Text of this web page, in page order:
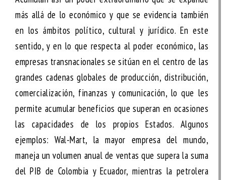
más allá de lo económico y que se evidencia también
en los ámbitos político, cultural y jurídico. En este
sentido, y en lo que respecta al poder económico, las
empresas transnacionales se sitúan en el centro de las
grandes cadenas globales de producción, distribución,
comercialización, finanzas y comunicación, lo que les
permite acumular beneficios que superan en ocasiones
las capacidades de los propios Estados. Algunos
ejemplos: Wal-Mart, la mayor empresa del mundo,
maneja un volumen anual de ventas que supera la suma
del PIB de Colombia y Ecuador, mientras la petrolera